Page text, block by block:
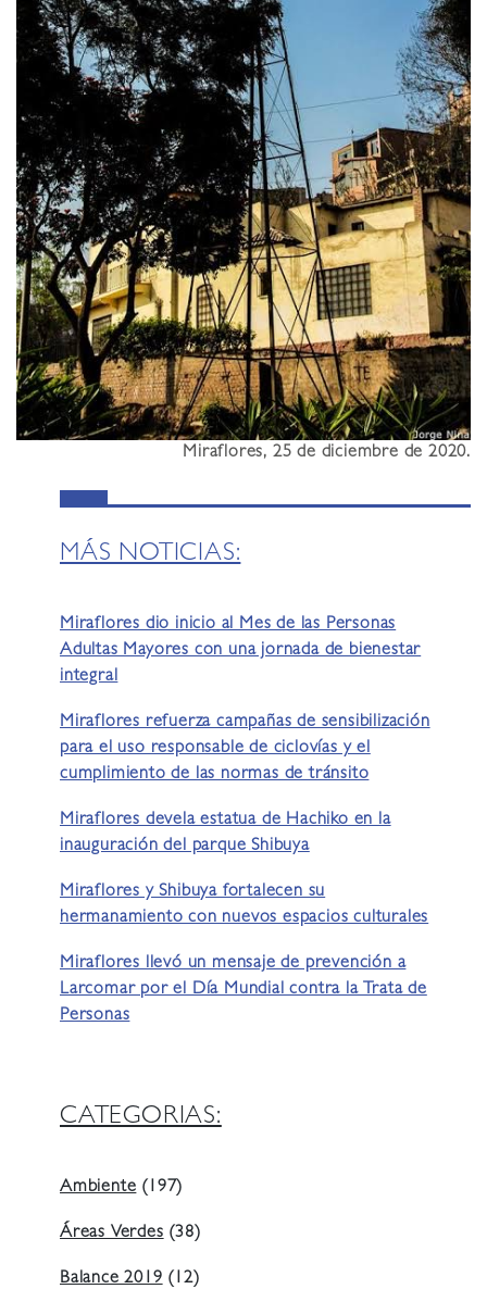
Miraflores, 25 de diciembre de 2020.
MÁS NOTICIAS:
Miraflores dio inicio al Mes de las Personas
Adultas Mayores con una jornada de bienestar
integral
Miraflores refuerza campañas de sensibilización
para el uso responsable de ciclovías y el
cumplimiento de las normas de tránsito
Miraflores devela estatua de Hachiko en la
inauguración del parque Shibuya
Miraflores y Shibuya fortalecen su
hermanamiento con nuevos espacios culturales
Miraflores llevó un mensaje de prevención a
Larcomar por el Día Mundial contra la Trata de
Personas
CATEGORIAS:
Ambiente (197)
Áreas Verdes (38)
Balance 2019 (12)